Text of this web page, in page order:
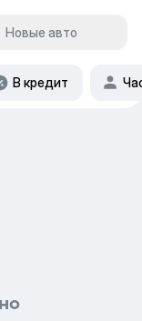
Новые авто
В кредит